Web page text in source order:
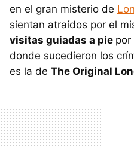
en el gran misterio de
sientan atraídos por el
visitas guiadas a pie por
donde sucedieron los
es la de The Original